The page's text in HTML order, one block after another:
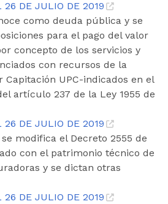
26 DE JULIO DE 2019
como deuda pública y se
para el pago del valor
concepto de los servicios y
con recursos de la
Capitación UPC-indicados en el
artículo 237 de la Ley 1955 de
26 DE JULIO DE 2019
modifica el Decreto 2555 de
con el patrimonio técnico de
y se dictan otras
26 DE JULIO DE 2019